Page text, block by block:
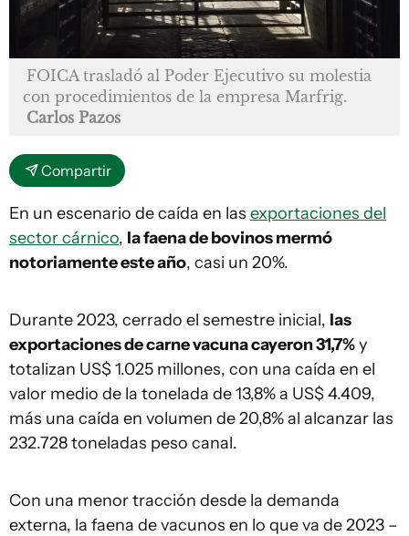
FOICA trasladó al Poder Ejecutivo su molestia
con procedimientos de la empresa Marfrig.
Carlos Pazos
Compartir
En un escenario de caída en las exportaciones del
sector cárnico, la faena de bovinos mermó
notoriamente este año, casi un 20%.
Durante 2023, cerrado el semestre inicial, las
exportaciones de carne vacuna cayeron 31,7%y
totalizan US$ 1.025 millones, con una caída en el
valor medio de la tonelada de 13,8% a US$ 4.409,
más una caída en volumen de 20,8% al alcanzar las
232.728 toneladas peso canal.
Con una menor tracción desde la demanda
externa, la faena de vacunos en lo que va de 2023 –